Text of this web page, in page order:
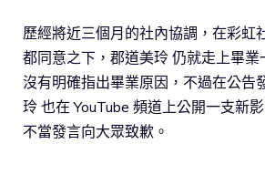
歷經將近三個月的社內協調，在彩虹
都同意之下，郡道美玲 仍就走上畢業
沒有明確指出畢業原因，不過在公告
玲 也在 YouTube 頻道上公開一支新
不當發言向大眾致歉。